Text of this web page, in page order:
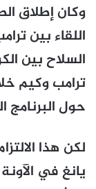
وكان إطلاق
اللقاء بين
السلاح بين
ترامب وكيم
حول البرنامج
لكن هذا
يانغ في